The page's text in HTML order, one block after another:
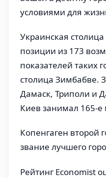
условиями для
Украинская
позиции из 173
показателей таких
столица Зимбабве.
Дамаск, Триполи и
Киев занимал 165-е
Копенгаген второй
звание лучшего
Рейтинг Economist